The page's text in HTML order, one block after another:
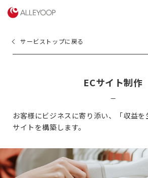
サービストップに戻る
ECサイト制作
お客様にビジネスに寄り添い、
「収益
サイトを構築します。